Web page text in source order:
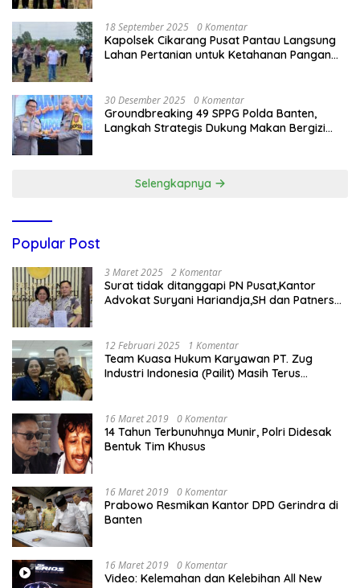
18 September 2025 0 Komentar
Kapolsek Cikarang Pusat Pantau Langsung
Lahan Pertanian untuk Ketahanan Pangan
30 Desember 2025 0 Komentar
Groundbreaking 49 SPPG Polda Banten,
Langkah Strategis Dukung Makan Bergizi
Selengkapnya
Popular Post
3 Maret 2025 2 Komentar
Surat tidak ditanggapi PN Pusat,Kantor
Advokat Suryani Hariandja,SH dan Patners
12 Februari 2025 1 Komentar
Team Kuasa Hukum Karyawan PT. Zug
Industri Indonesia (Pailit) Masih Terus
16 Maret 2019 0 Komentar
14 Tahun Terbunuhnya Munir, Polri Didesak
Bentuk Tim Khusus
16 Maret 2019 0 Komentar
Prabowo Resmikan Kantor DPD Gerindra di
Banten
16 Maret 2019 0 Komentar
Video: Kelemahan dan Kelebihan All New